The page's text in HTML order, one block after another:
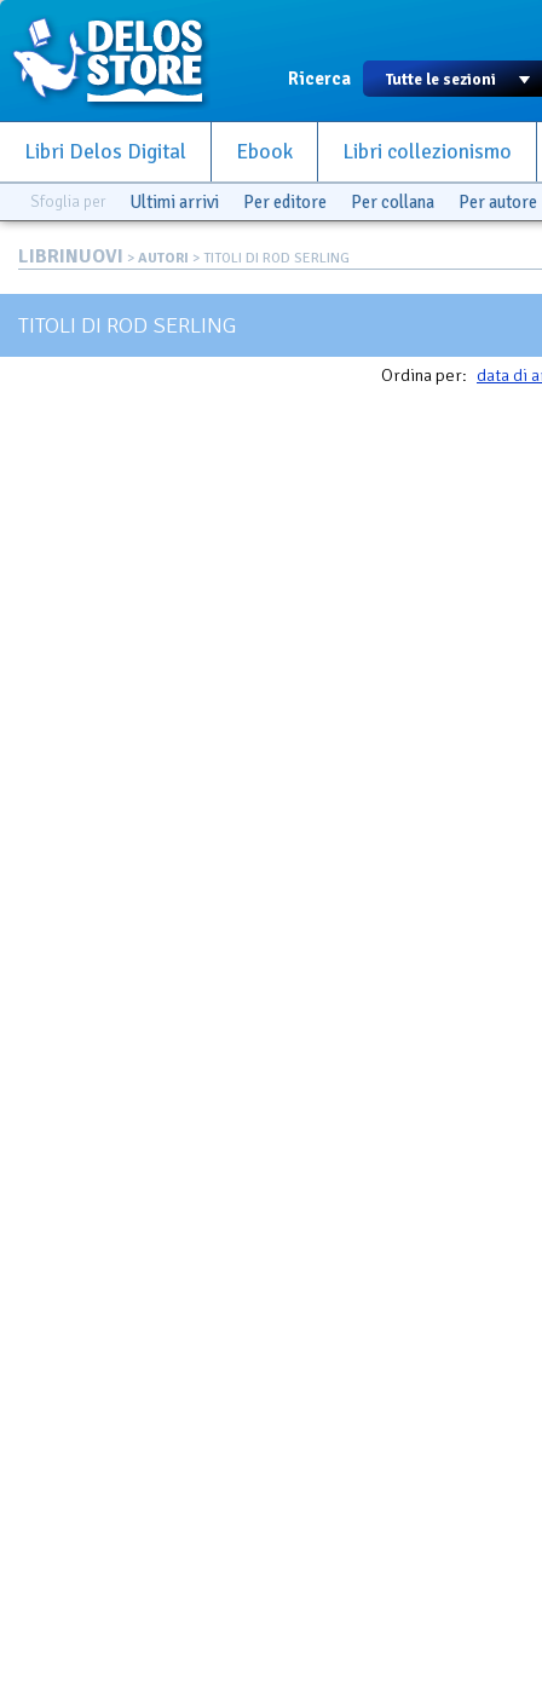
Ricerca
Libri Delos Digital Ebook Libri collezionismo
Sfoglia per Ultimi arrivi Per editore Per collana Per autore
LIBRINUOVI > AUTORI > TITOLI DI ROD SERLING
TITOLI DI ROD SERLING
Ordina per: data di